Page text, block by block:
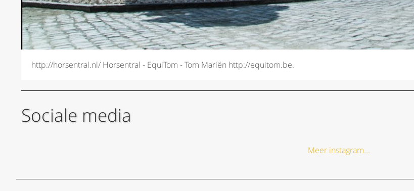
http://horsentral.nl/ Horsentral - EquiTom - Tom Mariën http://equitom.be.
Sociale media
Meer instagram...